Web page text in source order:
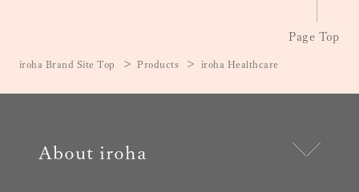
Page Top
iroha Brand Site Top Products iroha Healthcare
About iroha